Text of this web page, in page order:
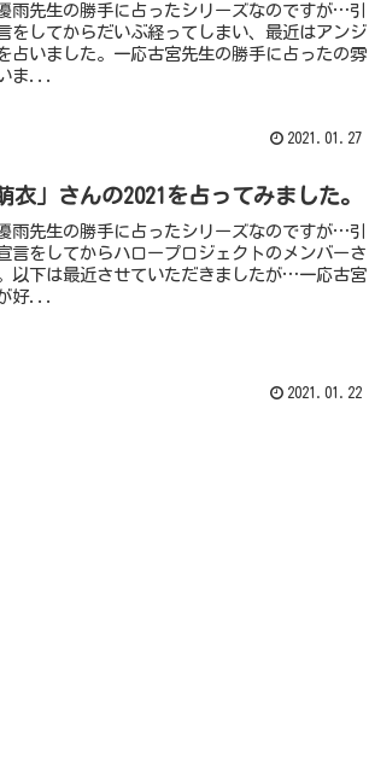
雨先生の勝手に占ったシリーズなのですが…引
をしてからだいぶ経ってしまい、最近はアンジ
占いました。一応古宮先生の勝手に占ったの雰
ま...
2021.01.27
衣」さんの2021を占ってみました。
雨先生の勝手に占ったシリーズなのですが…引
言をしてからハロープロジェクトのメンバーさ
以下は最近させていただきましたが…一応古宮
好...
2021.01.22